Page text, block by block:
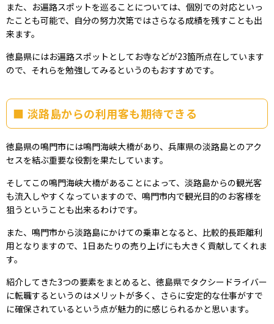
また、お遍路スポットを巡ることについては、個別での対応といっ
たことも可能で、自分の努力次第ではさらなる成績を残すことも出
来ます。
徳島県にはお遍路スポットとしてお寺などが23箇所点在しています
ので、それらを勉強してみるというのもおすすめです。
淡路島からの利用客も期待できる
徳島県の鳴門市には鳴門海峡大橋があり、兵庫県の淡路島とのアク
セスを結ぶ重要な役割を果たしています。
そしてこの鳴門海峡大橋があることによって、淡路島からの観光客
も流入しやすくなっていますので、鳴門市内で観光目的のお客様を
狙うということも出来るわけです。
また、鳴門市から淡路島にかけての乗車となると、比較的長距離利
用となりますので、1日あたりの売り上げにも大きく貢献してくれま
す。
紹介してきた3つの要素をまとめると、徳島県でタクシードライバー
に転職するというのはメリットが多く、さらに安定的な仕事がすで
に確保されているという点が魅力的に感じられるかと思います。